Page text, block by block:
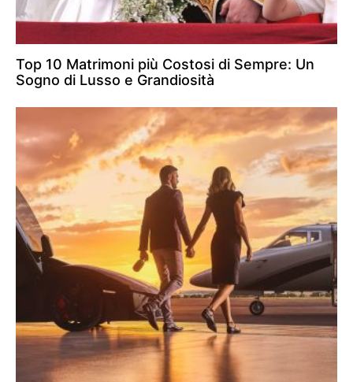
Top 10 Matrimoni più Costosi di Sempre: Un
Sogno di Lusso e Grandiosità